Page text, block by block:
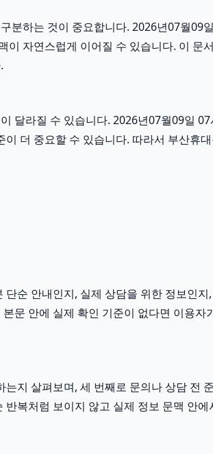
분하는 것이 중요합니다. 2026년07월09
자연스럽게 이어질 수 있습니다. 이 문
달라질 수 있습니다. 2026년07월09일
더 중요할 수 있습니다. 따라서 부산휴
순 안내인지, 실제 상담을 위한 정보인
문 안에 실제 확인 기준이 없다면 이용자
지 살펴보며, 세 번째로 문의나 상담 전
복처럼 보이지 않고 실제 정보 문맥 안